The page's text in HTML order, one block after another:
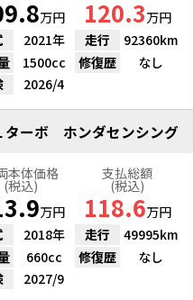
万円 120.3万円
2021年 走行
92360km
1500cc 修復歴
なし
2026/4
ーボ ホンダセンシング
本体価格
(税込)
万円
支払総額
(税込)
118.6万円
2018年 走行
49995km
660cc 修復歴
なし
2027/9